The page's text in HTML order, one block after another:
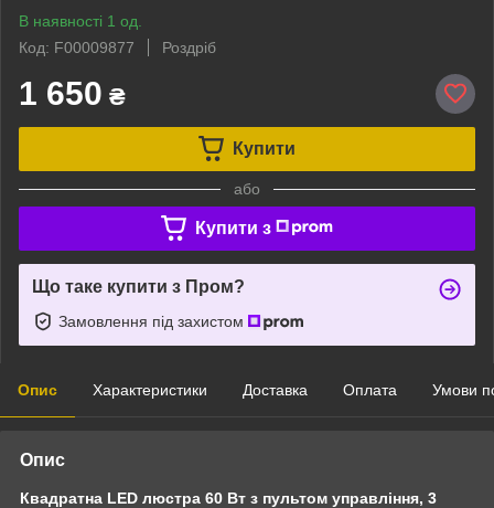
В наявності 1 од.
Код: F00009877
Роздріб
1 650 ₴
Купити
або
Купити з
Що таке купити з Пром?
Замовлення під захистом
Опис Характеристики Доставка Оплата Умови
Опис
Квадратна LED люстра 60 Вт з пультом управління, 3